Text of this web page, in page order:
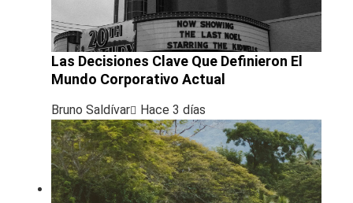
Las Decisiones Clave Que Definieron El
Mundo Corporativo Actual
Bruno Saldívar Hace 3 días